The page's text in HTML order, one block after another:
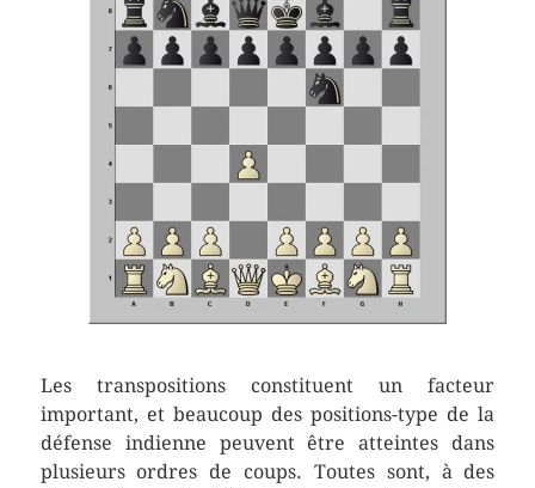
Les transpositions constituent un facteur
important, et beaucoup des positions-type de la
défense indienne peuvent être atteintes dans
plusieurs ordres de coups. Toutes sont, à des